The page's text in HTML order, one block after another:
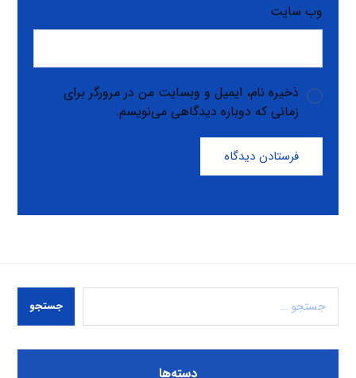
وب‌ سایت
ذخیره نام، ایمیل و وبسایت من در مرورگر برای
زمانی که دوباره دیدگاهی می‌نویسم.
فرستادن دیدگاه
جستجو
دسته‌ها